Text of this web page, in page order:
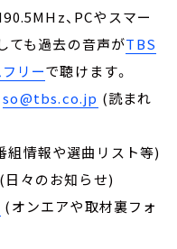
、PCやスマー
ても過去の音声がTBS
リーで聴けます。
so@tbs.co.jp (読まれ
組情報や選曲リスト等)
(日々のお知らせ)
(オンエアや取材裏フォ